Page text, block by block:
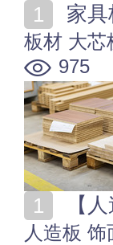
家
板材 大芯
975
【
人造板 饰